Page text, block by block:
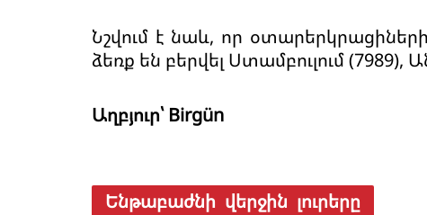
Նշվում է նաև, որ
ձեռք են բերվել Ստամբուլում (7989),
Աղբյուր՝ Birgün
Ենթաբաժնի վերջին լուրերը